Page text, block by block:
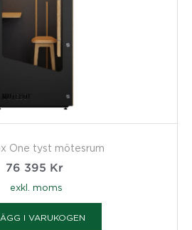
One tyst mötesrum
76 395 Kr
exkl. moms
I VARUKOGEN